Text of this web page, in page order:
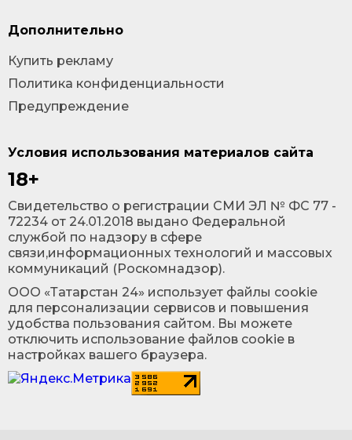
Условия использования материалов сайта
18+
Cвидетельство о регистрации СМИ ЭЛ № ФС 77 -
72234 от 24.01.2018 выдано Федеральной
службой по надзору в сфере
связи,информационных технологий и массовых
коммуникаций (Роскомнадзор).
ООО «Татарстан 24» использует файлы cookie
для персонализации сервисов и повышения
удобства пользования сайтом. Вы можете
отключить использование файлов cookie в
настройках вашего браузера.
Дополнительно
Купить рекламу
Политика конфиденциальности
Предупреждение